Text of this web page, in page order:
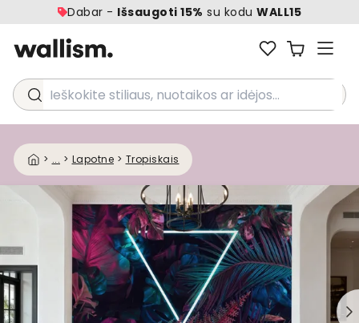
Dabar - Išsaugoti 15% su kodu WALL15
Ieškokite stiliaus, nuotaikos ar idėjos...
> ... > Lapotne > Tropiskais